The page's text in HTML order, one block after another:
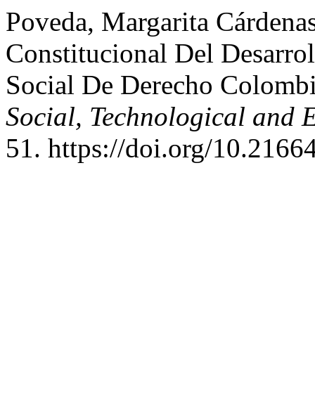
Poveda, Margarita
Constitucional Del
Social De Derecho
Social, Technological and
51. https://doi.org/